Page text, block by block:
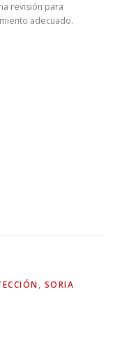
revisión para
adecuado.
, SORIA